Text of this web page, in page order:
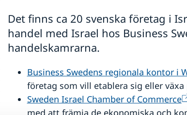
Det finns ca 20 svenska företag i
handel med Israel hos Business
handelskamrarna.
Business Swedens regionala kontor i
företag som vill etablera sig eller
Sweden Israel Chamber of Commerce